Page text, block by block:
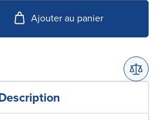
Ajouter au panier